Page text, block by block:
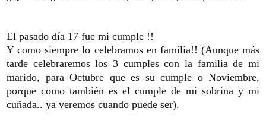
El pasado día 17 fue mi cumple !!
Y como siempre lo celebramos en familia!! (Aunque más
tarde celebraremos los 3 cumples con la familia de mi
marido, para Octubre que es su cumple o Noviembre,
porque como también es el cumple de mi sobrina y mi
cuñada.. ya veremos cuando puede ser).